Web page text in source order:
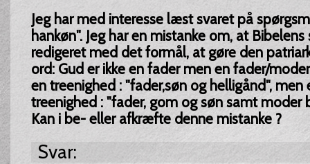
Jeg har med interesse læst svaret på
hankøn". Jeg har en mistanke om, at
redigeret med det formål, at gøre den
ord: Gud er ikke en fader men en fader/
en treenighed : "fader,søn og helligånd",
treenighed : "fader, gom og søn samt moder
Kan i be- eller afkræfte denne mistanke ?
Svar: